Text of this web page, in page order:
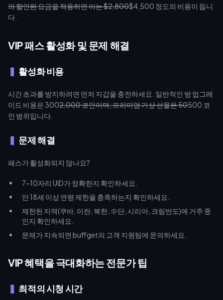
의 할인된 요금을 적용하면 이는 $2,800$4,500 정도의 비용이 듭니
다.
VIP 패스 활성화 및 문제 해결
활성화 비용
시간 초과를 방지하려면 먼저 지갑을 충전하세요. 일반적인 방 업그레
이드 비용은 3002,000 코인이며, 프리미엄 가상 선물은 50500 코
인 범위입니다.
문제 해결
패스가 활성화되지 않나요?
7~10자리 UID가 정확한지 확인하세요.
만 18세 이상 연령 제한을 충족하는지 확인하세요.
제한된 지역(쿠바, 이란, 북한, 수단, 시리아, 크림반도)에 거주 중
인지 확인하세요.
문제가 지속되면 buffget의 고객 지원팀에 문의하세요.
VIP 혜택을 극대화하는 전문가 팁
최적의 시청 시간